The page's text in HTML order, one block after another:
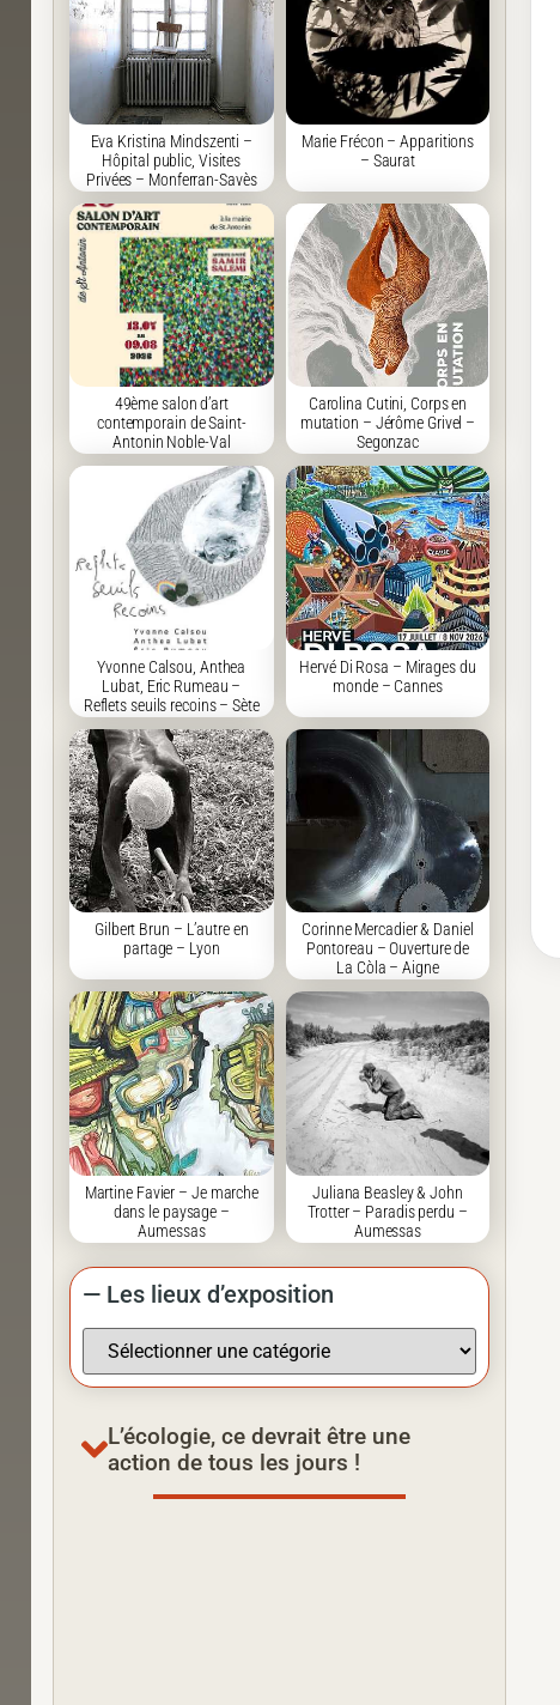
Eva Kristina Mindszenti –
Hôpital public, Visites
Privées – Monferran-Savès
Marie Frécon – Apparitions
– Saurat
49ème salon d’art
contemporain de Saint-
Antonin Noble-Val
Carolina Cutini, Corps en
mutation – Jérôme Grivel –
Segonzac
Yvonne Calsou, Anthea
Lubat, Eric Rumeau –
Reflets seuils recoins – Sète
Hervé Di Rosa – Mirages du
monde – Cannes
Gilbert Brun – L’autre en
partage – Lyon
Corinne Mercadier & Daniel
Pontoreau – Ouverture de
La Còla – Aigne
Martine Favier – Je marche
dans le paysage –
Aumessas
Juliana Beasley & John
Trotter – Paradis perdu –
Aumessas
— Les lieux d’exposition
L’écologie, ce devrait être une
action de tous les jours !